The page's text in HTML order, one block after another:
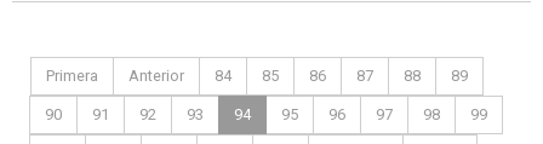
Primera Anterior 84 85 86 87 88 89
90 91 92 93 94 95 96 97 98 99